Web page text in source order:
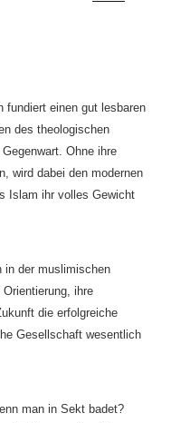
fundiert einen gut lesbaren
des theologischen
Ohne ihre
wird dabei den modernen
Islam ihr volles Gewicht
in der muslimischen
ihre
die erfolgreiche
Gesellschaft wesentlich
man in Sekt badet?